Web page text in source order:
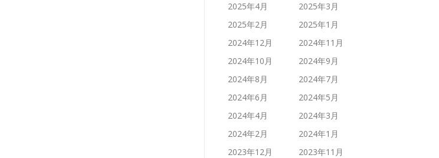
2025年4月
2025年3月
2025年2月
2025年1月
2024年12月
2024年11月
2024年10月
2024年9月
2024年8月
2024年7月
2024年6月
2024年5月
2024年4月
2024年3月
2024年2月
2024年1月
2023年12月
2023年11月